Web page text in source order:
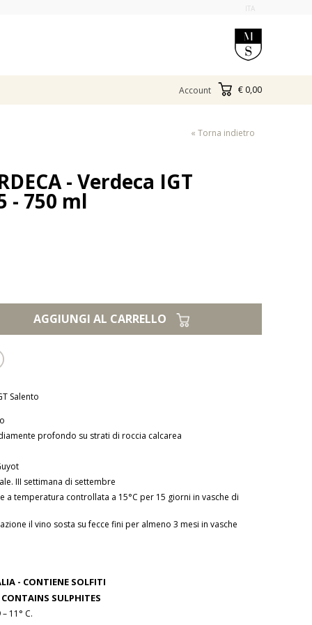
ITA
Account € 0,00
« Torna indietro
- Verdeca IGT
- 750 ml
AGGIUNGI AL CARRELLO
Salento
profondo su strati di roccia calcarea
III settimana di settembre
a temperatura controllata a 15°C per 15 giorni in vasche di
il vino sosta su fecce fini per almeno 3 mesi in vasche
- CONTIENE SOLFITI
SULPHITES
11° C.